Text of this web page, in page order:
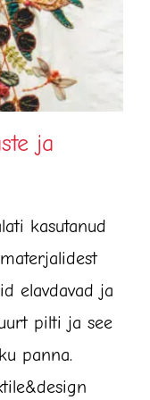
ja
kasutanud
elavdavad ja
pilti ja see
panna.